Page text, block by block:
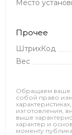
Место
Прочее
ШтрихКод
Вес
Обращаем ваше
собой право
изготовления,
выше
характер и
моменту